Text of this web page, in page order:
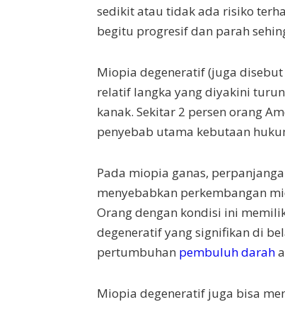
sedikit atau tidak ada risiko
begitu progresif dan parah
Miopia degeneratif (juga
relatif langka yang diyakini
kanak. Sekitar 2 persen orang
penyebab utama kebutaan
Pada miopia ganas,
menyebabkan perkembangan
Orang dengan kondisi ini
degeneratif yang signifikan di
pertumbuhan pembuluh darah
Miopia degeneratif juga bisa